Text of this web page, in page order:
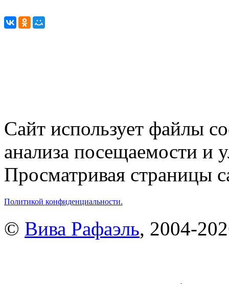
Сайт использует файлы
анализа посещаемости и
Просматривая страницы
Политикой конфиденциальности.
© Вива Рафаэль, 2004-